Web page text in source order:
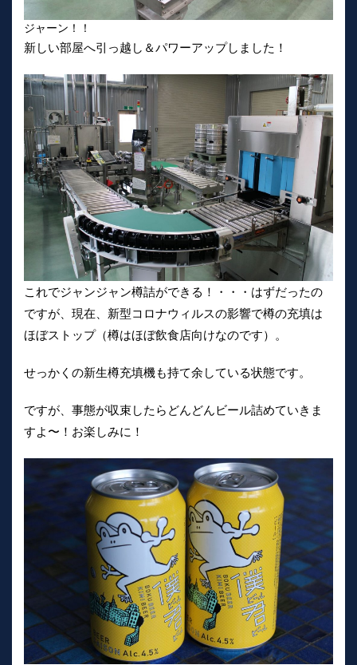
ジャーン！！
新しい部屋へ引っ越し＆パワーアップしました！
これでジャンジャン樽詰ができる！・・・はずだったの
ですが、現在、新型コロナウィルスの影響で樽の充填は
ほぼストップ（樽はほぼ飲食店向けなのです）。
せっかくの新生樽充填機も持て余している状態です。
ですが、事態が収束したらどんどんビール詰めていきま
すよ〜！お楽しみに！